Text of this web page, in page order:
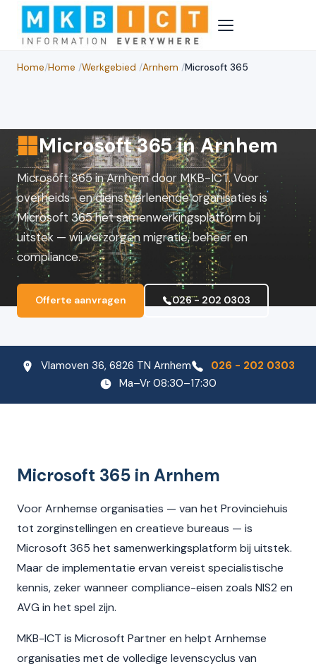
Home/Home /Werkgebied /Arnhem /Microsoft 365
Microsoft 365 in Arnhem
Microsoft 365 in Arnhem door MKB-ICT. Voor
overheids- en dienstverlenende organisaties is
Microsoft 365 het samenwerkingsplatform bij
uitstek — wij verzorgen migratie, beheer en
compliance.
Offerte aanvragen 026 - 202 0303
Vlamoven 36, 6826 TN Arnhem
026 - 202 0303
Ma–Vr 08:30–17:30
Microsoft 365 in Arnhem
Voor Arnhemse organisaties — van het Provinciehuis
tot zorginstellingen en creatieve bureaus — is
Microsoft 365 het samenwerkingsplatform bij uitstek.
Maar de implementatie ervan vereist specialistische
kennis, zeker wanneer compliance-eisen zoals NIS2 en
AVG in het spel zijn.
MKB-ICT is Microsoft Partner en helpt Arnhemse
organisaties met de volledige levenscyclus van